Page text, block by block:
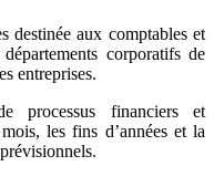
destinée aux comptables et
corporatifs de
entreprises.
processus financiers et
les fins d’années et la